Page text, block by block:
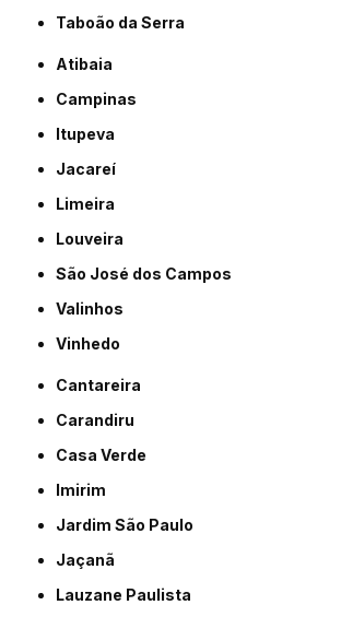
Taboão da Serra
Atibaia
Campinas
Itupeva
Jacareí
Limeira
Louveira
São José dos Campos
Valinhos
Vinhedo
Cantareira
Carandiru
Casa Verde
Imirim
Jardim São Paulo
Jaçanã
Lauzane Paulista